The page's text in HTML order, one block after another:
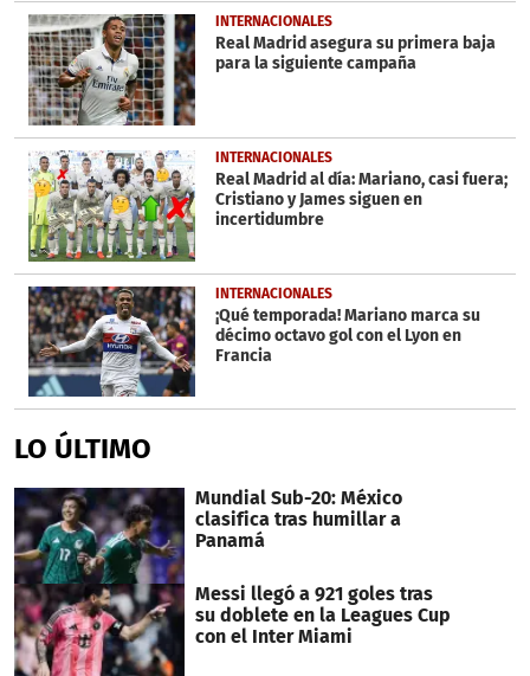
INTERNACIONALES
Real Madrid asegura su primera baja
para la siguiente campaña
INTERNACIONALES
Real Madrid al día: Mariano, casi fuera;
Cristiano y James siguen en
incertidumbre
INTERNACIONALES
¡Qué temporada! Mariano marca su
décimo octavo gol con el Lyon en
Francia
LO ÚLTIMO
Mundial Sub-20: México
clasifica tras humillar a
Panamá
Messi llegó a 921 goles tras
su doblete en la Leagues Cup
con el Inter Miami